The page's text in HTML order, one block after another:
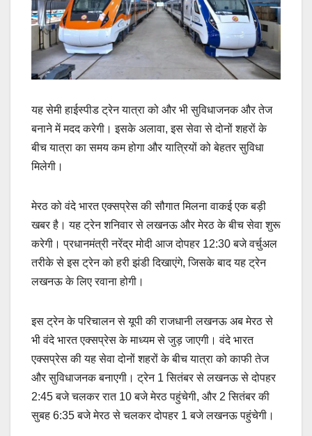
यह सेमी हाईस्पीड ट्रेन यात्रा को और भी सुविधाजनक और तेज
बनाने में मदद करेगी। इसके अलावा, इस सेवा से दोनों शहरों के
बीच यात्रा का समय कम होगा और यात्रियों को बेहतर सुविधा
मिलेगी।
मेरठ को वंदे भारत एक्सप्रेस की सौगात मिलना वाकई एक बड़ी
खबर है। यह ट्रेन शनिवार से लखनऊ और मेरठ के बीच सेवा शुरू
करेगी। प्रधानमंत्री नरेंद्र मोदी आज दोपहर 12:30 बजे वर्चुअल
तरीके से इस ट्रेन को हरी झंडी दिखाएंगे, जिसके बाद यह ट्रेन
लखनऊ के लिए रवाना होगी।
इस ट्रेन के परिचालन से यूपी की राजधानी लखनऊ अब मेरठ से
भी वंदे भारत एक्सप्रेस के माध्यम से जुड़ जाएगी। वंदे भारत
एक्सप्रेस की यह सेवा दोनों शहरों के बीच यात्रा को काफी तेज
और सुविधाजनक बनाएगी। ट्रेन 1 सितंबर से लखनऊ से दोपहर
2:45 बजे चलकर रात 10 बजे मेरठ पहुंचेगी, और 2 सितंबर की
सुबह 6:35 बजे मेरठ से चलकर दोपहर 1 बजे लखनऊ पहुंचेगी।